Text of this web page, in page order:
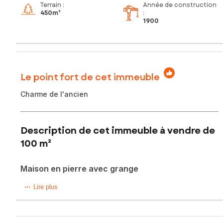
Terrain :
450m²
Année de construction
:
1900
Le point fort de cet immeuble
Charme de l'ancien
Description de cet immeuble à vendre de
100 m²
Maison en pierre avec grange
Au cœur de la campagne charentaise sur la commune de
histoire. Derrière ses murs chargés de caractère se dévoile
Lire plus